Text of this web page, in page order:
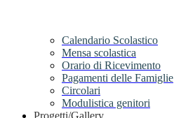
Calendario Scolastico
Mensa scolastica
Orario di Ricevimento
Pagamenti delle Famiglie
Circolari
Modulistica genitori